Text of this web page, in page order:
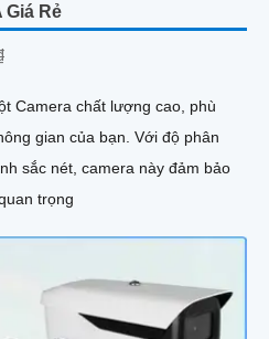
Giá Rẻ
Camera chất lượng cao, phù
của bạn. Với độ phân
sắc nét, camera này đảm bảo
trọng